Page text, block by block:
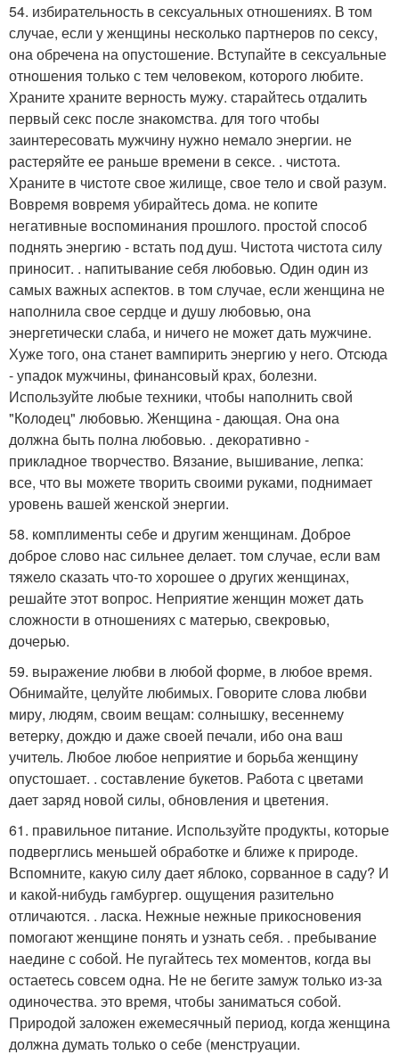
54. избирательность в сексуальных отношениях. В том
случае, если у женщины несколько партнеров по сексу,
она обречена на опустошение. Вступайте в сексуальные
отношения только с тем человеком, которого любите.
Храните храните верность мужу. старайтесь отдалить
первый секс после знакомства. для того чтобы
заинтересовать мужчину нужно немало энергии. не
растеряйте ее раньше времени в сексе. . чистота.
Храните в чистоте свое жилище, свое тело и свой разум.
Вовремя вовремя убирайтесь дома. не копите
негативные воспоминания прошлого. простой способ
поднять энергию - встать под душ. Чистота чистота силу
приносит. . напитывание себя любовью. Один один из
самых важных аспектов. в том случае, если женщина не
наполнила свое сердце и душу любовью, она
энергетически слаба, и ничего не может дать мужчине.
Хуже того, она станет вампирить энергию у него. Отсюда
- упадок мужчины, финансовый крах, болезни.
Используйте любые техники, чтобы наполнить свой
"Колодец" любовью. Женщина - дающая. Она она
должна быть полна любовью. . декоративно -
прикладное творчество. Вязание, вышивание, лепка:
все, что вы можете творить своими руками, поднимает
уровень вашей женской энергии.
58. комплименты себе и другим женщинам. Доброе
доброе слово нас сильнее делает. том случае, если вам
тяжело сказать что-то хорошее о других женщинах,
решайте этот вопрос. Неприятие женщин может дать
сложности в отношениях с матерью, свекровью,
дочерью.
59. выражение любви в любой форме, в любое время.
Обнимайте, целуйте любимых. Говорите слова любви
миру, людям, своим вещам: солнышку, весеннему
ветерку, дождю и даже своей печали, ибо она ваш
учитель. Любое любое неприятие и борьба женщину
опустошает. . составление букетов. Работа с цветами
дает заряд новой силы, обновления и цветения.
61. правильное питание. Используйте продукты, которые
подверглись меньшей обработке и ближе к природе.
Вспомните, какую силу дает яблоко, сорванное в саду? И
и какой-нибудь гамбургер. ощущения разительно
отличаются. . ласка. Нежные нежные прикосновения
помогают женщине понять и узнать себя. . пребывание
наедине с собой. Не пугайтесь тех моментов, когда вы
остаетесь совсем одна. Не не бегите замуж только из-за
одиночества. это время, чтобы заниматься собой.
Природой заложен ежемесячный период, когда женщина
должна думать только о себе (менструации.